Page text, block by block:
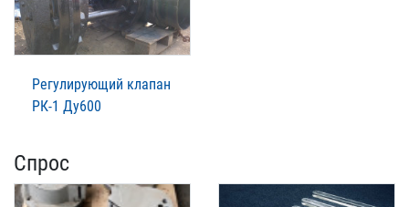
Регулирующий клапан
РК-1 Ду600
Спрос